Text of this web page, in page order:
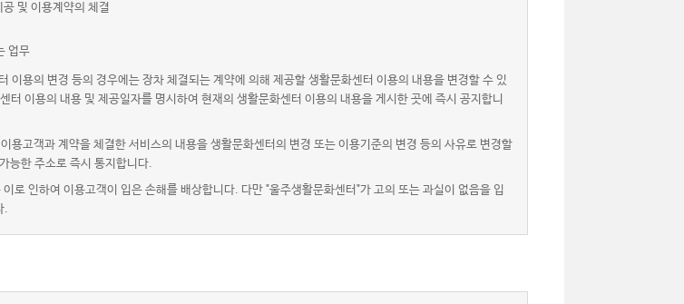
및 이용계약의 체결
업무
이용의 변경 등의 경우에는 장차 체결되는 계약에 의해 제공할 생활문화센터 이용의 내용을 변경할 수 있
터 이용의 내용 및 제공일자를 명시하여 현재의 생활문화센터 이용의 내용을 게시한 곳에 즉시 공지합니
용고객과 계약을 체결한 서비스의 내용을 생활문화센터의 변경 또는 이용기준의 변경 등의 사유로 변경할
능한 주소로 즉시 통지합니다.
로 인하여 이용고객이 입은 손해를 배상합니다. 다만 "울주생활문화센터"가 고의 또는 과실이 없음을 입
.